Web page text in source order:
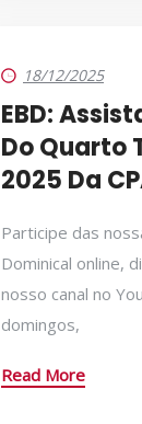
18/12/2025
EBD:
Do Quarto
2025 Da
Participe das
Dominical online,
nosso canal no
domingos,
Read More